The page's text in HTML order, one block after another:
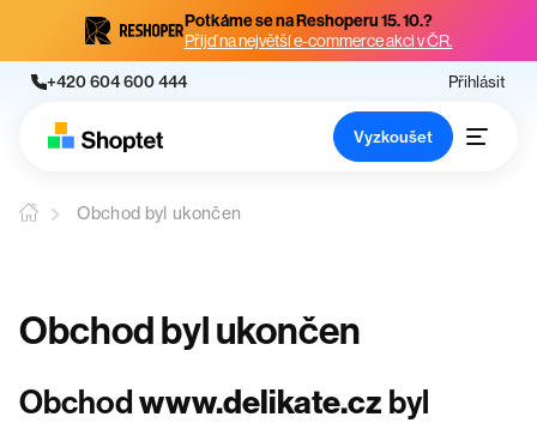
Potkáme se na Reshoperu 15. 10.?
Přijď na největší e-commerce akci v ČR.
+420 604 600 444 Přihlásit
Vyzkoušet
Obchod byl ukončen
Obchod byl ukončen
Obchodwww.delikate.cz byl